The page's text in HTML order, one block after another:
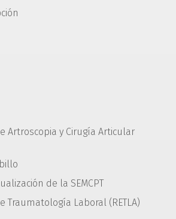
Artroscopia y Cirugía Articular
de la SEMCPT
Traumatología Laboral (RETLA)